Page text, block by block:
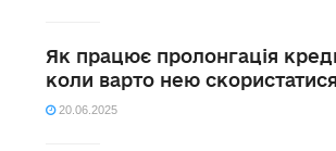
Як працює пролонгація
коли варто нею
20.06.2025